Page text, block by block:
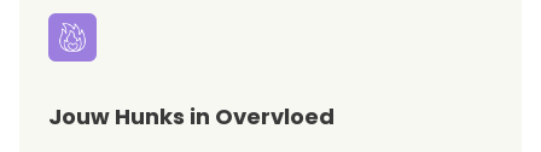
Jouw Hunks in Overvloed